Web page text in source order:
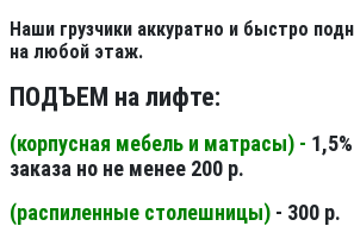
Наши грузчики аккуратно и быстро
на любой этаж.
ПОДЪЕМ на лифте:
(корпусная мебель и матрасы) -
заказа но не менее 200 р.
(распиленные столешницы) - 300 р.